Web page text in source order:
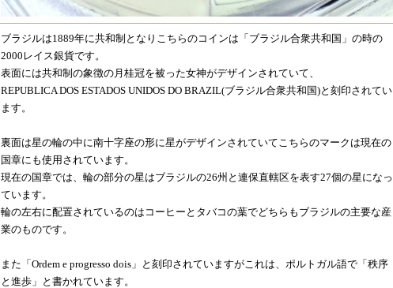
ブラジルは1889年に共和制となりこちらのコインは「ブラジル合衆共和国」の時の
2000レイス銀貨です。
表面には共和制の象徴の月桂冠を被った女神がデザインされていて、
REPUBLICA DOS ESTADOS UNIDOS DO BRAZIL(ブラジル合衆共和国)と刻印されてい
ます。
裏面は星の輪の中に南十字座の形に星がデザインされていてこちらのマークは現在の
国章にも使用されています。
現在の国章では、輪の部分の星はブラジルの26州と連保直轄区を表す27個の星になっ
ています。
輪の左右に配置されているのはコーヒーとタバコの葉でどちらもブラジルの主要な産
業のものです。
また「Ordem e progresso dois」と刻印されていますがこれは、ポルトガル語で「秩序
と進歩」と書かれています。